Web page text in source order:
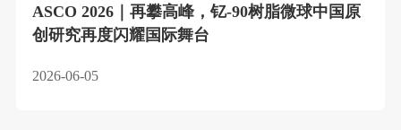
ASCO 2026｜再攀高峰，钇-90树脂微球中国原
创研究再度闪耀国际舞台
2026-06-05